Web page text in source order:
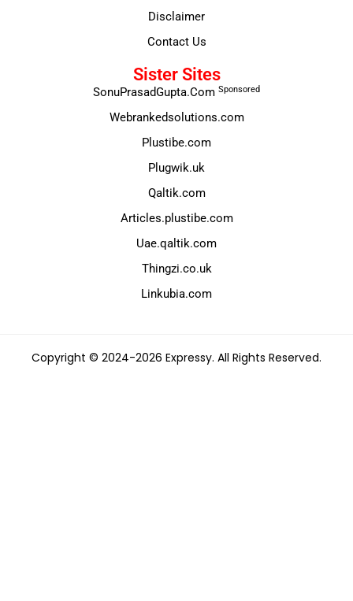
Disclaimer
Contact Us
Sister Sites
SonuPrasadGupta.Com Sponsored
Webrankedsolutions.com
Plustibe.com
Plugwik.uk
Qaltik.com
Articles.plustibe.com
Uae.qaltik.com
Thingzi.co.uk
Linkubia.com
Copyright © 2024-2026 Expressy. All Rights Reserved.